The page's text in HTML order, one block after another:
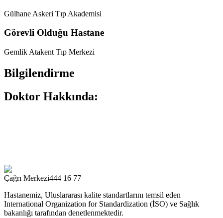
Gülhane Askeri Tıp Akademisi
Görevli Olduğu Hastane
Gemlik Atakent Tıp Merkezi
Bilgilendirme
Doktor Hakkında:
Çağrı Merkezi444 16 77
Hastanemiz, Uluslararası kalite standartlarını temsil eden
International Organization for Standardization (İSO) ve Sağlık
bakanlığı tarafından denetlenmektedir.